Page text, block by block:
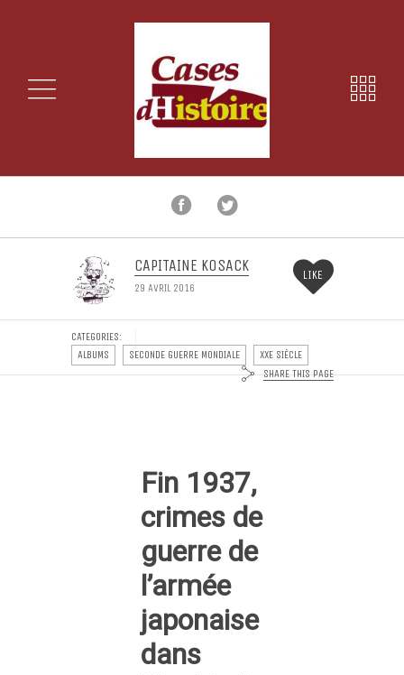
CAPITAINE KOSACK
29 AVRIL 2016
LIKE
CATEGORIES:
ALBUMS
SECONDE GUERRE MONDIALE
XXE SIÈCLE
SHARE THIS PAGE
Fin 1937,
crimes de
guerre de
l’armée
japonaise
dans